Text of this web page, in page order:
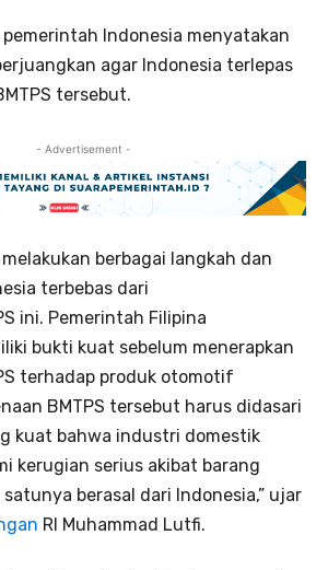
pemerintah Indonesia menyatakan
agar Indonesia terlepas
tersebut.
- Advertisement -
berbagai langkah dan
terbebas dari
ini. Pemerintah Filipina
bukti kuat sebelum menerapkan
terhadap produk otomotif
BMTPS tersebut harus didasari
kuat bahwa industri domestik
kerugian serius akibat barang
berasal dari Indonesia,” ujar
RI Muhammad Lutfi.